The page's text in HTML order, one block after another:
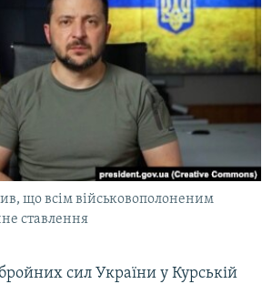
що всім військовополоненим
ставлення
сил України у Курській